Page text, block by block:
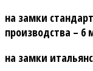
на замки
производства – 6
на замки